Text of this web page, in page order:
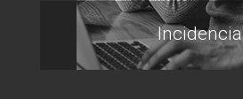
Incidencia